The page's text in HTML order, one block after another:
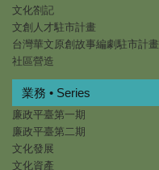
文化劄記
文創人才駐市計畫
台灣華文原創故事編劇駐市計畫
社區營造
業務 • Series
廉政平臺第一期
廉政平臺第二期
文化發展
文化資產